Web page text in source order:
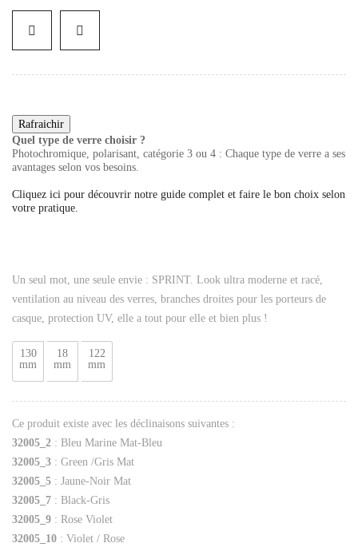
Quel type de verre choisir ?
Photochromique, polarisant, catégorie 3 ou 4 : Chaque type de verre a ses
avantages selon vos besoins.
Cliquez ici pour découvrir notre guide complet et faire le bon choix selon
votre pratique.
Un seul mot, une seule envie : SPRINT. Look ultra moderne et racé,
ventilation au niveau des verres, branches droites pour les porteurs de
casque, protection UV, elle a tout pour elle et bien plus !
130
mm
18
mm
122
mm
Ce produit existe avec les déclinaisons suivantes :
32005_2 : Bleu Marine Mat-Bleu
32005_3 : Green /Gris Mat
32005_5 : Jaune-Noir Mat
32005_7 : Black-Gris
32005_9 : Rose Violet
32005_10 : Violet / Rose